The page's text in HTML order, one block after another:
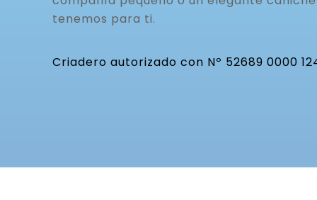
tenemos para ti.
Criadero autorizado con Nº 52689 0000